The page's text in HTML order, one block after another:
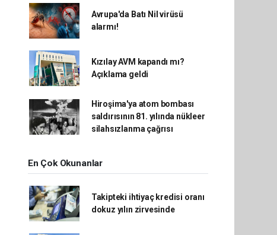
Avrupa'da Batı Nil virüsü
alarmı!
Kızılay AVM kapandı mı?
Açıklama geldi
Hiroşima'ya atom bombası
saldırısının 81. yılında nükleer
silahsızlanma çağrısı
En Çok Okunanlar
Takipteki ihtiyaç kredisi oranı
dokuz yılın zirvesinde